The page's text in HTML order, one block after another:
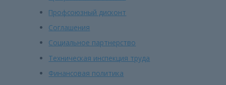
Профсоюзный дисконт
Соглашения
Социальное партнерство
Техническая инспекция труда
Финансовая политика